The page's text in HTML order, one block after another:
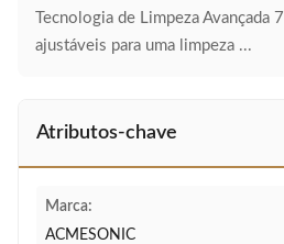
Tecnologia de Limpeza Avançada
ajustáveis para uma limpeza ...
Atributos-chave
Marca:
ACMESONIC